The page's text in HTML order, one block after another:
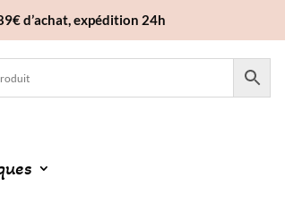
d’achat, expédition 24h